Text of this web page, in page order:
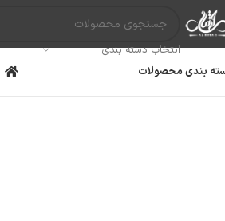
انتخاب دسته بندی
بندی محصولات